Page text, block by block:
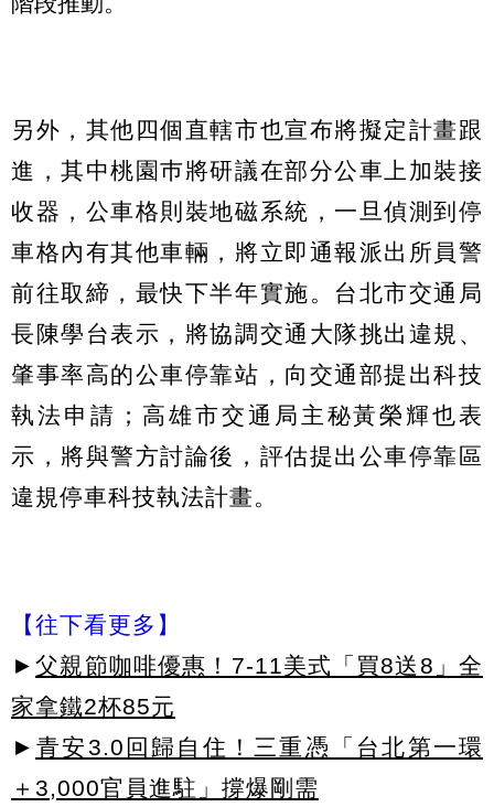
另外，其他四個直轄市也宣布將擬定計畫跟
進，其中桃園巿將研議在部分公車上加裝接
收器，公車格則裝地磁系統，一旦偵測到停
車格內有其他車輛，將立即通報派出所員警
前往取締，最快下半年實施。台北市交通局
長陳學台表示，將協調交通大隊挑出違規、
肇事率高的公車停靠站，向交通部提出科技
執法申請；高雄市交通局主秘黃榮輝也表
示，將與警方討論後，評估提出公車停靠區
違規停車科技執法計畫。
【往下看更多】
► 父親節咖啡優惠！7-11美式「買8送8」全
家拿鐵2杯85元
► 青安3.0回歸自住！三重憑「台北第一環
＋3,000官員進駐」撐爆剛需